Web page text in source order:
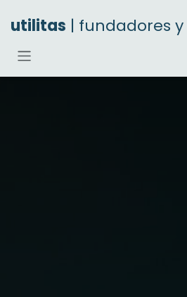
utilitas | fundadores